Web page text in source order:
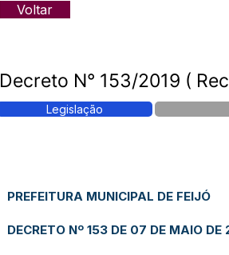
Voltar
Decreto N° 153/2019 (
Legislação
PREFEITURA MUNICIPAL DE FEIJÓ
DECRETO Nº 153 DE 07 DE MAIO DE